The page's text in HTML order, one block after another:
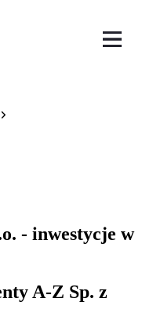
- inwestycje w
A-Z Sp. z